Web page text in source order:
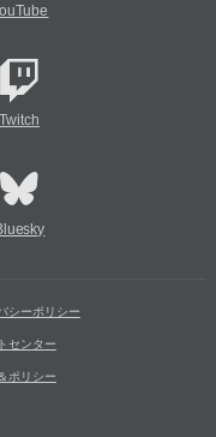
Twitch
シーポリシー
センター
ポリシー